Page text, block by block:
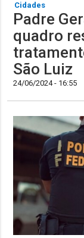
Cidades
Padre
quadro
São Luiz
24/06/2024 - 16:55